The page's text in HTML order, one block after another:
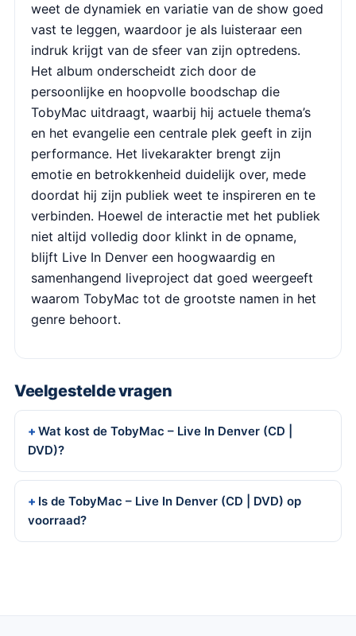
weet de dynamiek en variatie van de show goed
vast te leggen, waardoor je als luisteraar een
indruk krijgt van de sfeer van zijn optredens.
Het album onderscheidt zich door de
persoonlijke en hoopvolle boodschap die
TobyMac uitdraagt, waarbij hij actuele thema’s
en het evangelie een centrale plek geeft in zijn
performance. Het livekarakter brengt zijn
emotie en betrokkenheid duidelijk over, mede
doordat hij zijn publiek weet te inspireren en te
verbinden. Hoewel de interactie met het publiek
niet altijd volledig door klinkt in de opname,
blijft Live In Denver een hoogwaardig en
samenhangend liveproject dat goed weergeeft
waarom TobyMac tot de grootste namen in het
genre behoort.
Veelgestelde vragen
Wat kost de TobyMac – Live In Denver (CD |
DVD)?
Is de TobyMac – Live In Denver (CD | DVD) op
voorraad?